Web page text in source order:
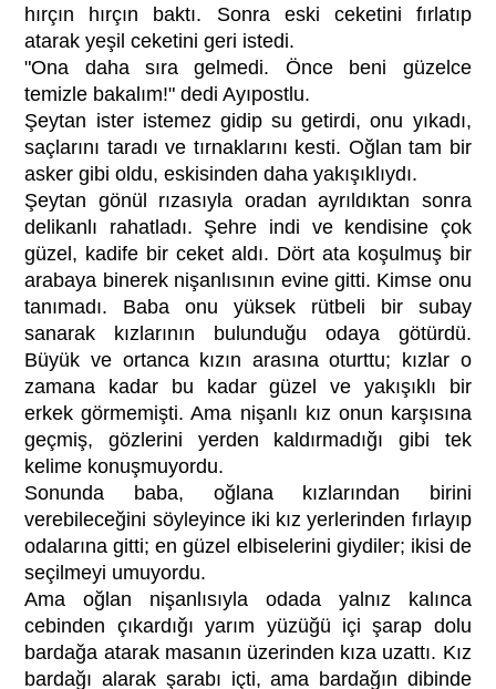
hırçın hırçın baktı. Sonra eski ceketini fırlatıp
atarak yeşil ceketini geri istedi.
"Ona daha sıra gelmedi. Önce beni güzelce
temizle bakalım!" dedi Ayıpostlu.
Şeytan ister istemez gidip su getirdi, onu yıkadı,
saçlarını taradı ve tırnaklarını kesti. Oğlan tam bir
asker gibi oldu, eskisinden daha yakışıklıydı.
Şeytan gönül rızasıyla oradan ayrıldıktan sonra
delikanlı rahatladı. Şehre indi ve kendisine çok
güzel, kadife bir ceket aldı. Dört ata koşulmuş bir
arabaya binerek nişanlısının evine gitti. Kimse onu
tanımadı. Baba onu yüksek rütbeli bir subay
sanarak kızlarının bulunduğu odaya götürdü.
Büyük ve ortanca kızın arasına oturttu; kızlar o
zamana kadar bu kadar güzel ve yakışıklı bir
erkek görmemişti. Ama nişanlı kız onun karşısına
geçmiş, gözlerini yerden kaldırmadığı gibi tek
kelime konuşmuyordu.
Sonunda baba, oğlana kızlarından birini
verebileceğini söyleyince iki kız yerlerinden fırlayıp
odalarına gitti; en güzel elbiselerini giydiler; ikisi de
seçilmeyi umuyordu.
Ama oğlan nişanlısıyla odada yalnız kalınca
cebinden çıkardığı yarım yüzüğü içi şarap dolu
bardağa atarak masanın üzerinden kıza uzattı. Kız
bardağı alarak şarabı içti, ama bardağın dibinde